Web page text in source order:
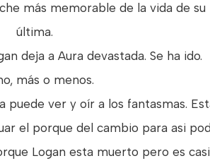
más memorable de la vida de su
última.
deja a Aura devastada. Se ha ido.
más o menos.
puede ver y oír a los fantasmas.
el porque del cambio para asi
Logan esta muerto pero es